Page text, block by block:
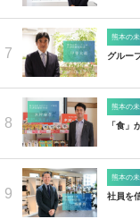
7
熊本の
グルー
8
熊本の
「食」
9
熊本の
社員を